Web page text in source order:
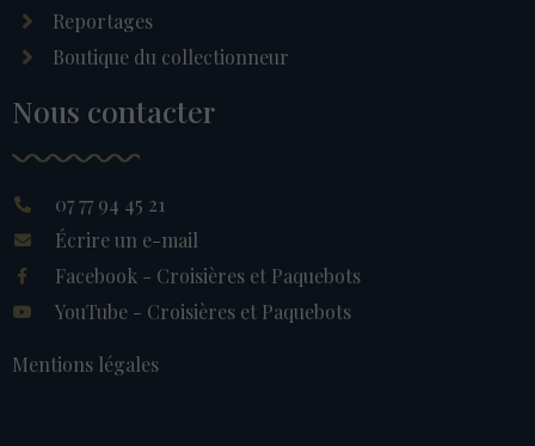
Reportages
Boutique du collectionneur
Nous contacter
07 77 94 45 21
Écrire un e-mail
Facebook - Croisières et Paquebots
YouTube - Croisières et Paquebots
Mentions légales